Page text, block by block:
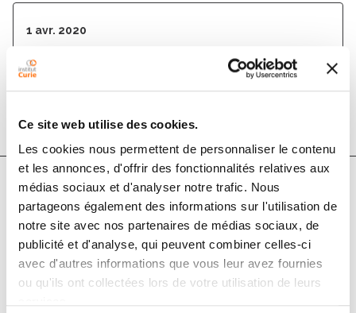
Ce site web utilise des cookies.
Les cookies nous permettent de personnaliser le contenu
et les annonces, d'offrir des fonctionnalités relatives aux
médias sociaux et d'analyser notre trafic. Nous
partageons également des informations sur l'utilisation de
notre site avec nos partenaires de médias sociaux, de
publicité et d'analyse, qui peuvent combiner celles-ci
avec d'autres informations que vous leur avez fournies
ou qu'ils ont collectées lors de votre utilisation de leurs
1 avr. 2020
DOI :10.1016/j.canrad.2020.02.001
Auteurs
I. Latorzeff, P. Sargos, G. Créhange, Y. Belkacémi, D.
Azria, A. Hasbini, T. Dubergé, A. Toledano, P. Graff-